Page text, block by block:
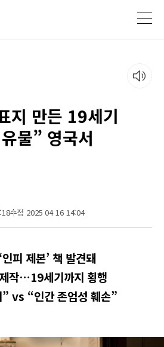
지 만든 19세기
물” 영국서
수정 2025 04 16 14:04
피 제본’ 책 발견돼
작…19세기까지 횡행
vs “인간 존엄성 훼손”